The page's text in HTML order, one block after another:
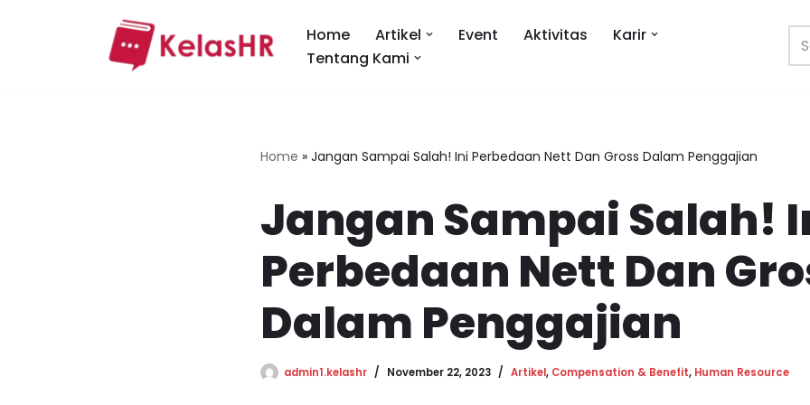
Home Artikel Event Aktivitas
Karir
Tentang Kami
Home » Jangan Sampai Salah! Ini Perbedaan Nett Dan Gross Dalam Penggajian
Jangan Sampai Salah!
Perbedaan Nett Dan
Dalam Penggajian
admin1.kelashr November 22, 2023 Artikel, Compensation & Benefit, Human Resource